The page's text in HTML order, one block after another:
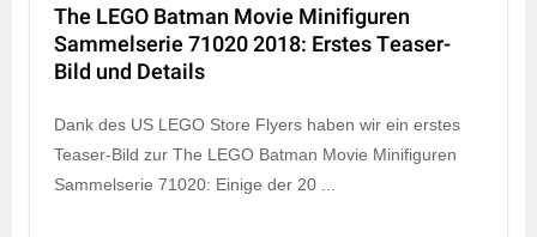
The LEGO Batman Movie Minifiguren
Sammelserie 71020 2018: Erstes Teaser-
Bild und Details
Dank des US LEGO Store Flyers haben wir ein erstes
Teaser-Bild zur The LEGO Batman Movie Minifiguren
Sammelserie 71020: Einige der 20 ...